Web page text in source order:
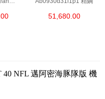
精鋼
51,680.00
40 NFL 邁阿密海豚隊版 機